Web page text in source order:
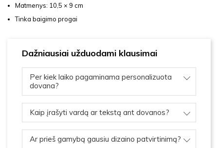
Matmenys: 10,5 × 9 cm
Tinka baigimo progai
Dažniausiai užduodami klausimai
Per kiek laiko pagaminama personalizuota
dovana?
Kaip įrašyti vardą ar tekstą ant dovanos?
Ar prieš gamybą gausiu dizaino patvirtinimą?